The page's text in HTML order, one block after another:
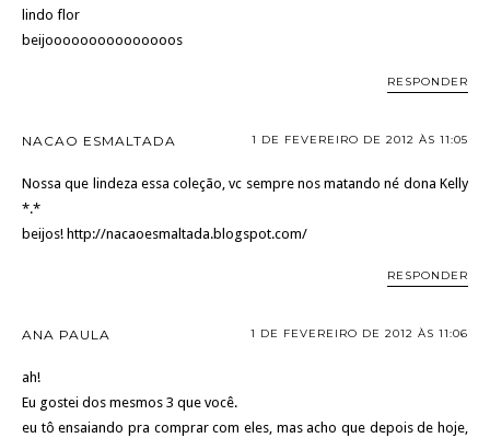
lindo flor
beijooooooooooooooos
RESPONDER
NACAO ESMALTADA 1 DE FEVEREIRO DE 2012 ÀS 11:05
Nossa que lindeza essa coleção, vc sempre nos matando né dona Kelly
*.*
beijos! http://nacaoesmaltada.blogspot.com/
RESPONDER
ANA PAULA 1 DE FEVEREIRO DE 2012 ÀS 11:06
ah!
Eu gostei dos mesmos 3 que você.
eu tô ensaiando pra comprar com eles, mas acho que depois de hoje,